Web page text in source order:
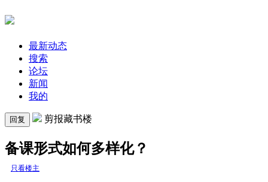
最新动态
搜索
论坛
新闻
我的
回复 剪报藏书楼
备课形式如何多样化？
只看楼主